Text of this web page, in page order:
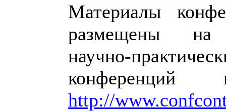
Материалы
размещены на
научно-
http://